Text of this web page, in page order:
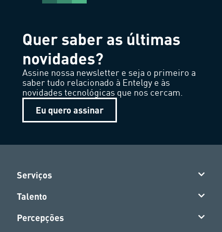
Quer saber as últimas
novidades?
Assine nossa newsletter e seja o primeiro a
saber tudo relacionado à Entelgy e às
novidades tecnológicas que nos cercam.
Eu quero assinar
Serviços
Talento
Percepções